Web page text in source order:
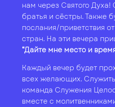
нам через Святого
братья и сёстры. Также
послания/приветствия
стран. На эти вечера
“Дайте мне место и
Каждый вечер будет
всех желающих.
команда Служения
вместе с